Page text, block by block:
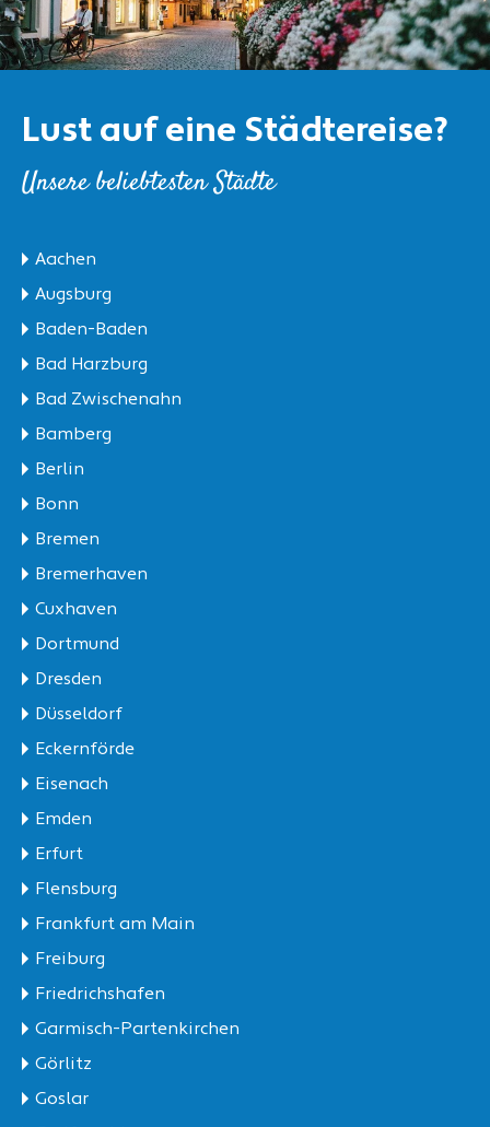
Lust auf eine Städtereise?
Unsere beliebtesten Städte
Aachen
Augsburg
Baden-Baden
Bad Harzburg
Bad Zwischenahn
Bamberg
Berlin
Bonn
Bremen
Bremerhaven
Cuxhaven
Dortmund
Dresden
Düsseldorf
Eckernförde
Eisenach
Emden
Erfurt
Flensburg
Frankfurt am Main
Freiburg
Friedrichshafen
Garmisch-Partenkirchen
Görlitz
Goslar